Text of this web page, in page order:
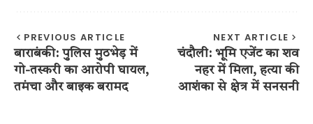
PREVIOUS ARTICLE
बाराबंकी: पुलिस मुठभेड़ में
गो-तस्करी का आरोपी घायल,
तमंचा और बाइक बरामद
NEXT ARTICLE
चंदौली: भूमि एजेंट का शव
नहर में मिला, हत्या की
आशंका से क्षेत्र में सनसनी